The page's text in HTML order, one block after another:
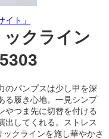
ト」
ックライン
のパンプスは少し甲を深
る履き心地。一見シンプ
やつま先に切替を付ける
出してくれる。ストレス
クラインを施し華やかさ